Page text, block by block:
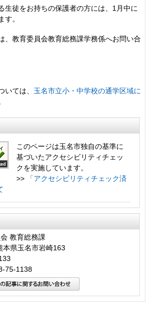
生徒をお持ちの保護者の方には、1月中に
す。
、教育委員会教育総務課学務係へお問い合
ては、 玉名市立小・中学校の通学区域に
このページは玉名市独自の基準に
基づいたアクセシビリティチェッ
クを実施しています。
>>
「アクセシビリティチェック済
教育総務課
県玉名市岩崎163
75-1138